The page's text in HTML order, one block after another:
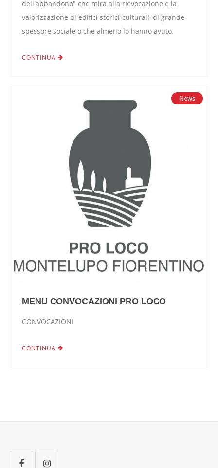
dell'abbandono" che mira alla rievocazione e la
valorizzazione di edifici storici-culturali, di grande
spessore sociale o che almeno lo hanno avuto.
CONTINUA
News
MENU CONVOCAZIONI PRO LOCO
CONVOCAZIONI
CONTINUA